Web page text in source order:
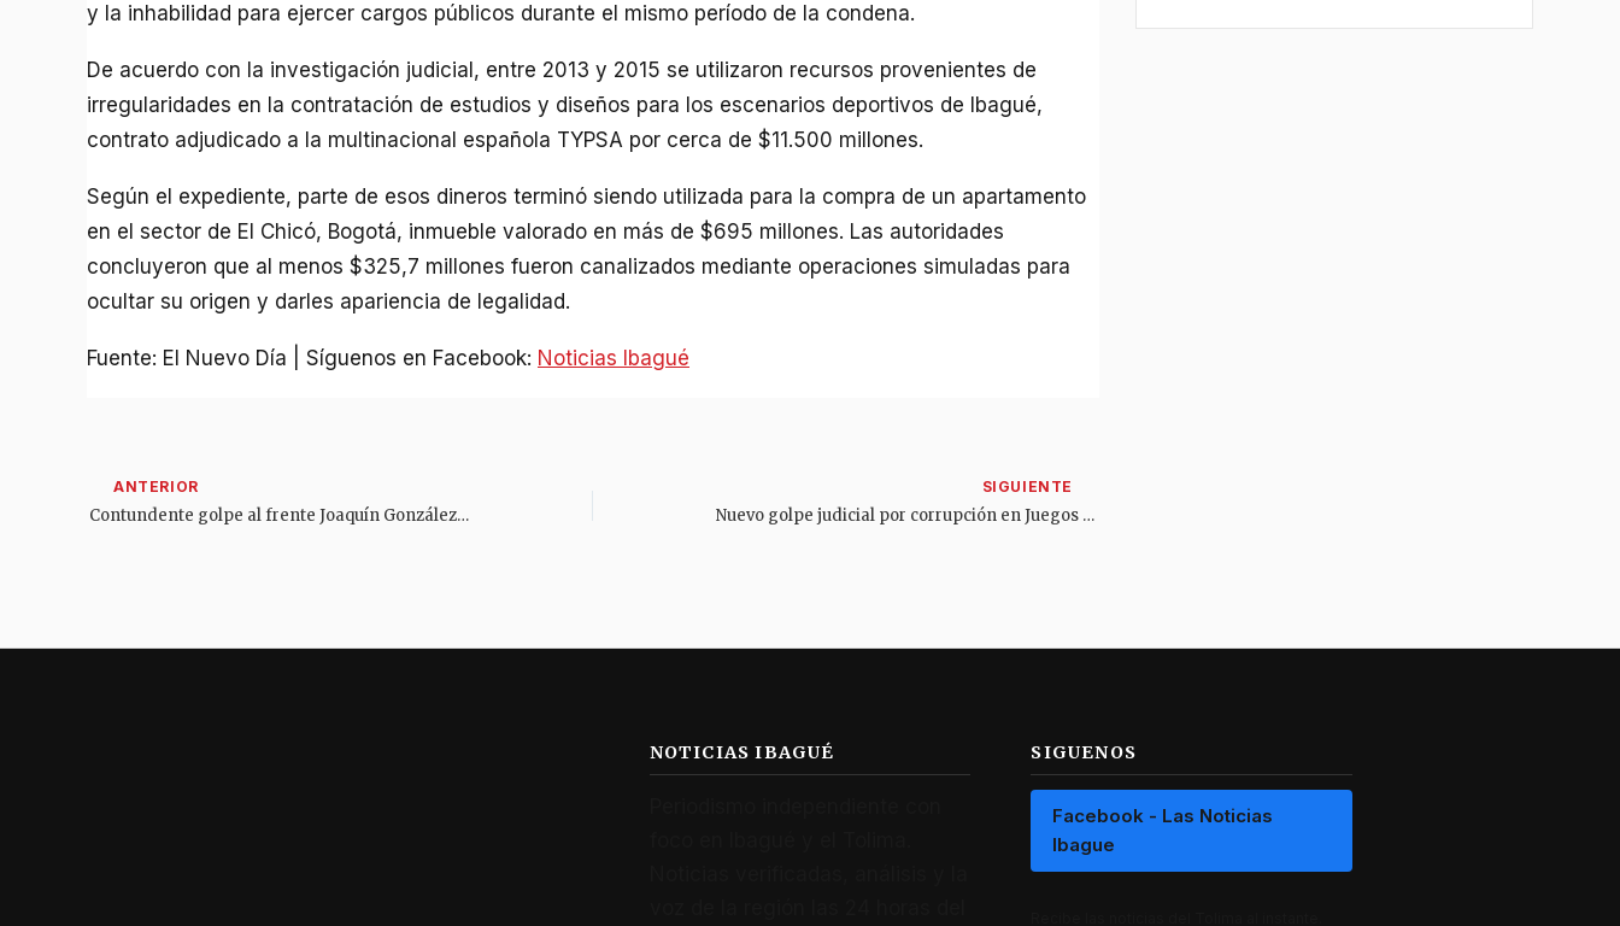
y la inhabilidad para ejercer cargos públicos durante el mismo período de la condena.
De acuerdo con la investigación judicial, entre 2013 y 2015 se utilizaron recursos provenientes de
irregularidades en la contratación de estudios y diseños para los escenarios deportivos de Ibagué,
contrato adjudicado a la multinacional española TYPSA por cerca de $11.500 millones.
Según el expediente, parte de esos dineros terminó siendo utilizada para la compra de un apartamento
en el sector de El Chicó, Bogotá, inmueble valorado en más de $695 millones. Las autoridades
concluyeron que al menos $325,7 millones fueron canalizados mediante operaciones simuladas para
ocultar su origen y darles apariencia de legalidad.
Fuente: El Nuevo Día | Síguenos en Facebook: Noticias Ibagué
Contundente golpe al frente Joaquín González: capturan a presunto almacenista de material bélico Nuevo golpe judicial por corrupción en Juegos Nacionales 2015
NOTICIAS IBAGUÉ SIGUENOS
Facebook - Las Noticias
Ibague